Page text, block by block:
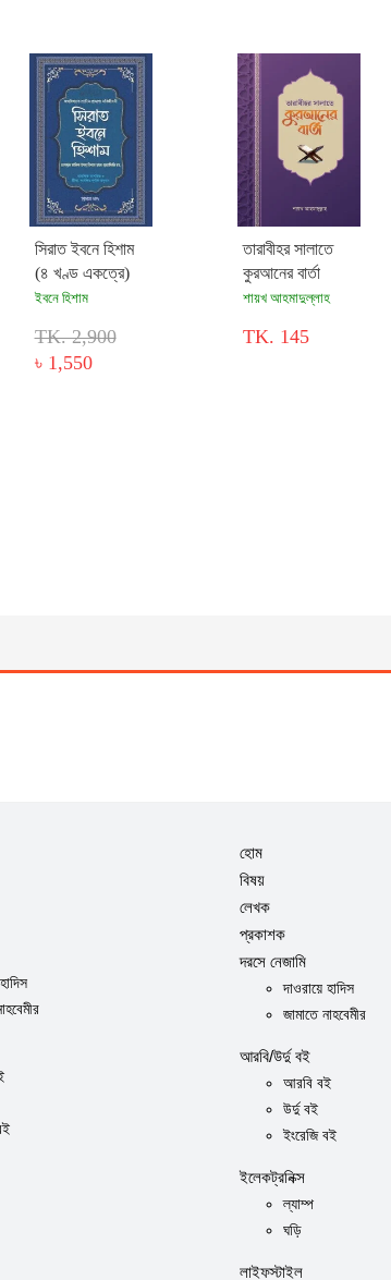
সিরাত ইবনে হিশাম
(৪ খণ্ড একত্রে)
ইবনে হিশাম
TK. 2,900
৳ 1,550
তারাবীহর সালাতে
কুরআনের বার্তা
শায়খ আহমাদুল্লাহ
TK. 145
হোম
বিষয়
লেখক
প্রকাশক
দরসে নেজামি
দাওরায়ে হাদিস
জামাতে নাহবেমীর
আরবি/উর্দু বই
আরবি বই
উর্দু বই
ইংরেজি বই
ইলেকট্রনিক্স
ল্যাম্প
ঘড়ি
লাইফস্টাইল